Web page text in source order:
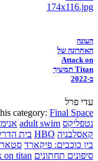
העונה
האחרונה של
Attack on
Titan תמשיך
ב-2022
עדי פרל
category: Final Space
נטפליקס adult swim
קאסלבניה HBO בית
בין כוכבים: פיקארד
סיפונים תחתונים on titan